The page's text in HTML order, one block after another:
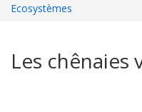
Ecosystèmes
Les chênaies